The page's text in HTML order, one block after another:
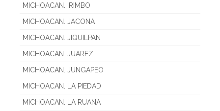
MICHOACAN. IRIMBO
MICHOACAN. JACONA
MICHOACAN. JIQUILPAN
MICHOACAN. JUAREZ
MICHOACAN. JUNGAPEO
MICHOACAN. LA PIEDAD
MICHOACAN. LA RUANA